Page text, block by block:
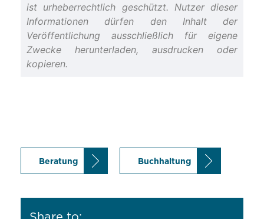
ist urheberrechtlich geschützt. Nutzer dieser
Informationen dürfen den Inhalt der
Veröffentlichung ausschließlich für eigene
Zwecke herunterladen, ausdrucken oder
kopieren.
Beratung Buchhaltung